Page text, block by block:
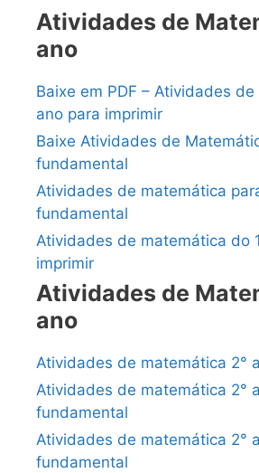
Atividades de
ano
Baixe em PDF – Atividades
ano para imprimir
Baixe Atividades de
fundamental
Atividades de matemática
fundamental
Atividades de matemática do
imprimir
Atividades de
ano
Atividades de matemática 2°
Atividades de matemática 2°
fundamental
Atividades de matemática 2°
fundamental